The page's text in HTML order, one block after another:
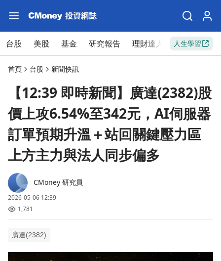
台股 美股 基金 研究報告 理財達人 新手入門
人生學習
首頁 台股 新聞快訊
【12:39 即時新聞】廣達(2382)股
價上攻6.54%至342元，AI伺服器
訂單預期升溫＋站回關鍵壓力區
上方主力與法人同步偏多
CMoney 研究員
2026-05-06 12:39
1,781
廣達(2382)